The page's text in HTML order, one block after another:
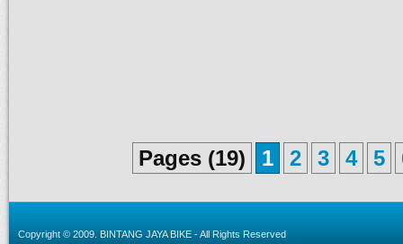
Pages (19) 1 2 3 4 5
Copyright © 2009. BINTANG JAYA BIKE - All Rights Reserved